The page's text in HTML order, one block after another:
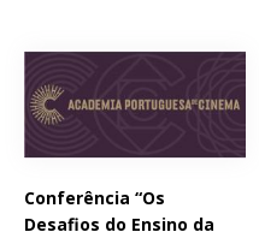
Conferência “Os
Desafios do Ensino da